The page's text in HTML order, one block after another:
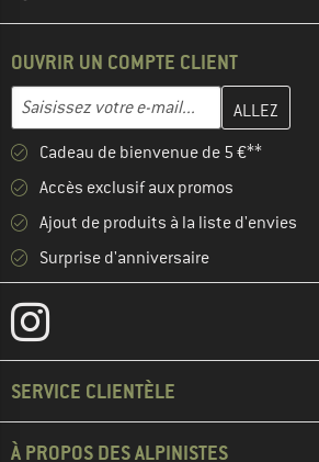
OUVRIR UN COMPTE CLIENT
Adresse e-mail
Entrez votre adresse e-mail ici et créez
Cadeau de bienvenue de 5 €**
Accès exclusif aux promos
Ajout de produits à la liste d'envies
Surprise d'anniversaire
SERVICE CLIENTÈLE
À PROPOS DES ALPINISTES